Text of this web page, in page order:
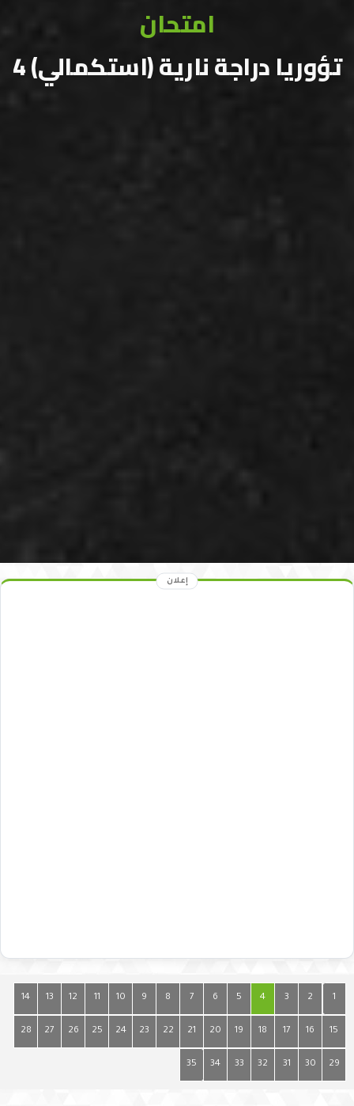
امتحان
تؤوريا دراجة نارية (استكمالي) 4
إعلان
1
2
3
4
5
6
7
8
9
10
11
12
13
14
15
16
17
18
19
20
21
22
23
24
25
26
27
28
29
30
31
32
33
34
35